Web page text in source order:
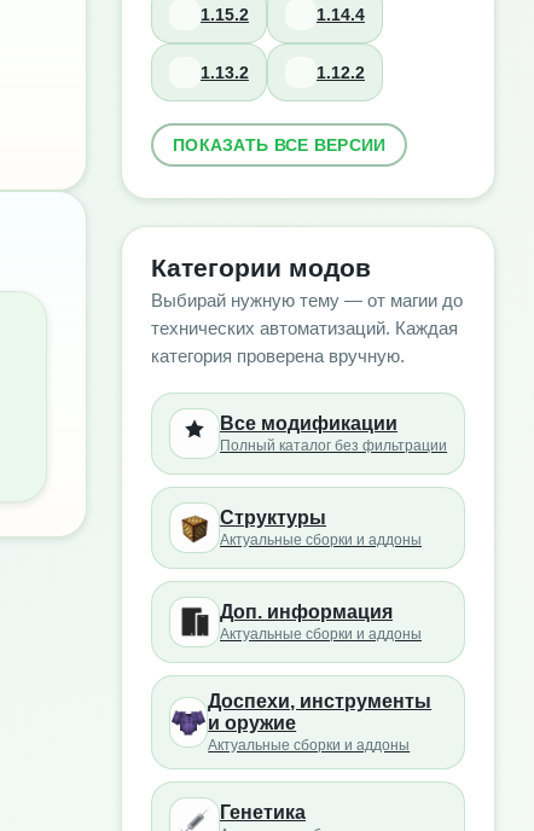
1.15.2 1.14.4
1.13.2 1.12.2
ПОКАЗАТЬ ВСЕ ВЕРСИИ
Категории модов
Выбирай нужную тему — от магии до
технических автоматизаций. Каждая
категория проверена вручную.
Все модификации
Полный каталог без фильтрации
Структуры
Актуальные сборки и аддоны
Доп. информация
Актуальные сборки и аддоны
Доспехи, инструменты
и оружие
Актуальные сборки и аддоны
Генетика